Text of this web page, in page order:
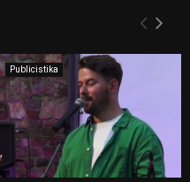
Y
H
D
Publicistika